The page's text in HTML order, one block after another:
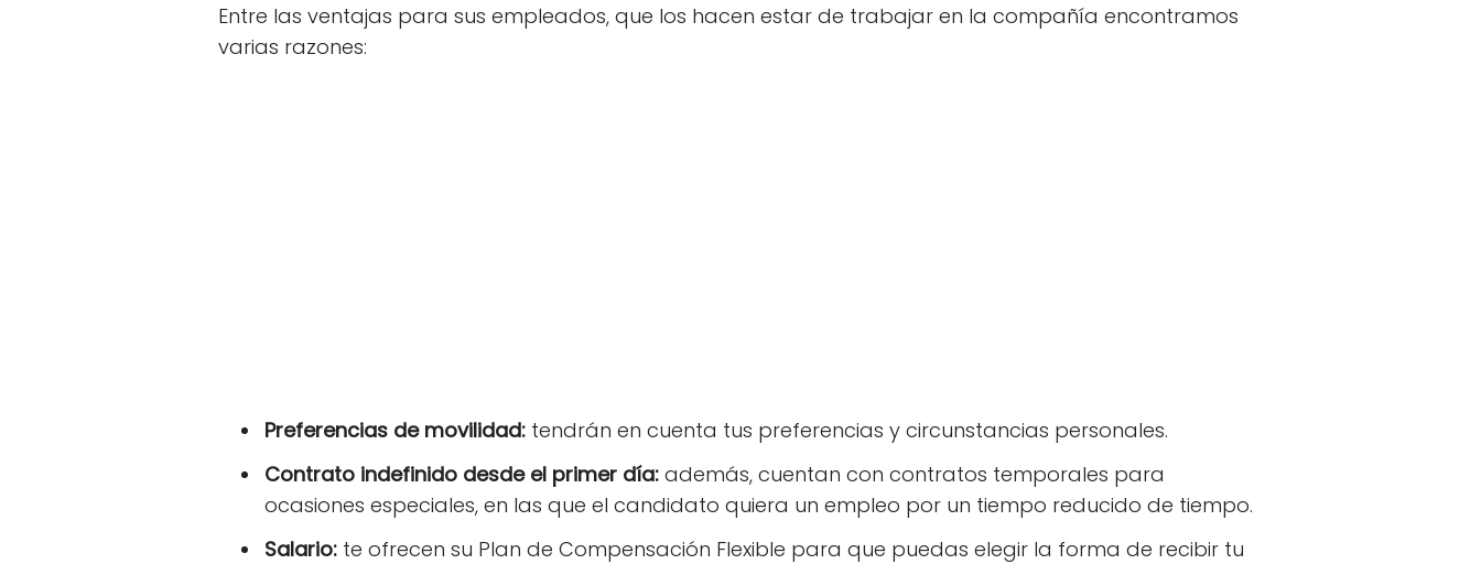
Entre las ventajas para sus empleados, que los hacen estar de trabajar en la compañía encontramos
varias razones:
Preferencias de movilidad: tendrán en cuenta tus preferencias y circunstancias personales.
Contrato indefinido desde el primer día: además, cuentan con contratos temporales para
ocasiones especiales, en las que el candidato quiera un empleo por un tiempo reducido de tiempo.
Salario: te ofrecen su Plan de Compensación Flexible para que puedas elegir la forma de recibir tu